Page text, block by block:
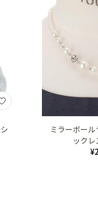
ミラーボー
ックレ